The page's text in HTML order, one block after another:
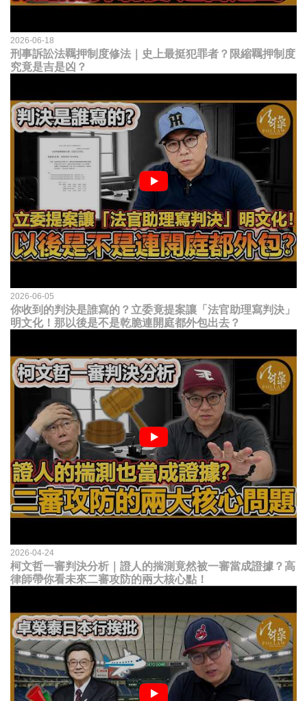
2026-06-18
刑事訴訟法羈押制度修法｜史上最挺犯罪者？限縮羈押制度
究竟是吉是凶？
2026-06-05
你收到的判決是誰寫的？立委竟提案讓「法官助理寫判決」
明文化！那以後是不是乾脆連開庭都外包出去？
2026-04-24
柯文哲一審判決分析｜證人的揣測竟然被一審當成證據？高
律師帶你看未來二審攻防的兩大核心點！